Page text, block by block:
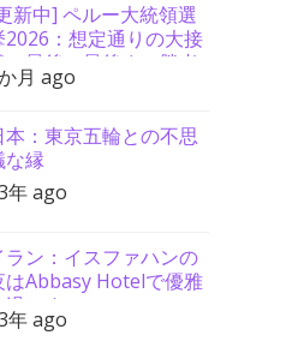
新中] ペルー大統領選
2026：想定通りの大接
、最後の最後まで勝者
からず
月 ago
本：東京五輪との不思
な縁
年 ago
ラン：イスファハンの
はAbbasy Hotelで優雅
に過ごす
年 ago